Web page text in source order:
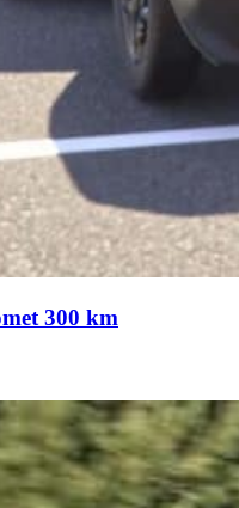
300 km